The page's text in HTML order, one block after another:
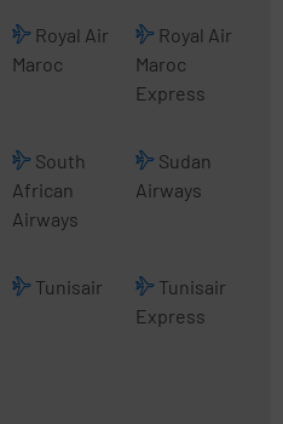
Royal Air
Maroc
Royal Air
Maroc
Express
South
African
Airways
Sudan
Airways
Tunisair
Tunisair
Express